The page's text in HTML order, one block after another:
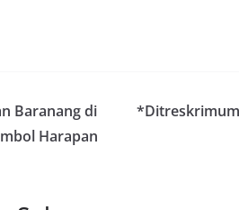
Baranang di
Harapan
*Ditreskrimum